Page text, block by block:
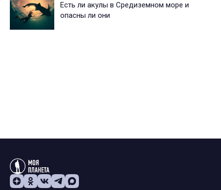
Есть ли акулы в Средиземном море и
опасны ли они